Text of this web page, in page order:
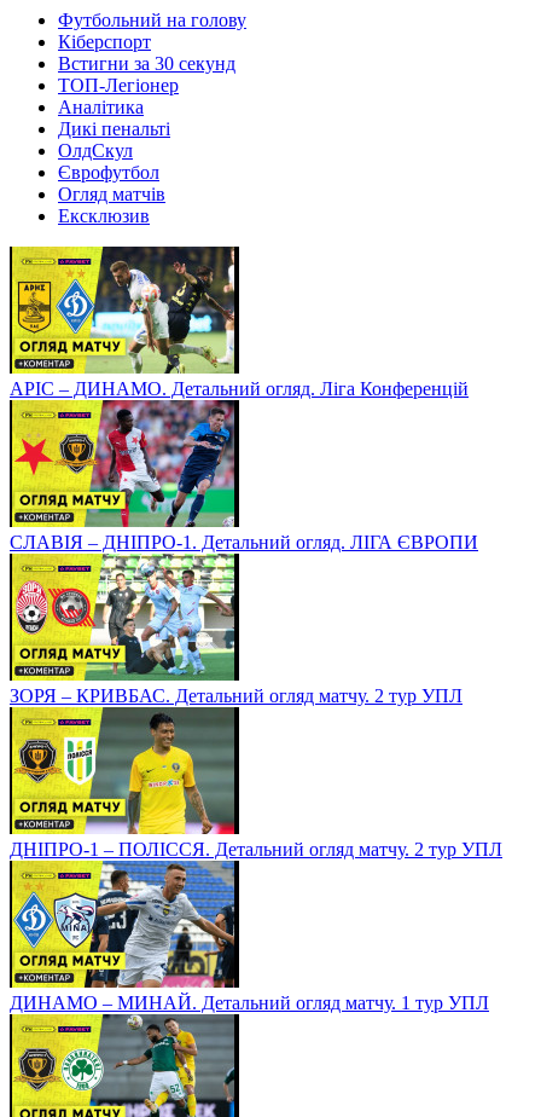
Футбольний на голову
Кіберспорт
Встигни за 30 секунд
ТОП-Легіонер
Аналітика
Дикі пенальті
ОлдСкул
Єврофутбол
Огляд матчів
Ексклюзив
АРІС – ДИНАМО. Детальний огляд. Ліга Конференцій
СЛАВІЯ – ДНІПРО-1. Детальний огляд. ЛІГА ЄВРОПИ
ЗОРЯ – КРИВБАС. Детальний огляд матчу. 2 тур УПЛ
ДНІПРО-1 – ПОЛІССЯ. Детальний огляд матчу. 2 тур УПЛ
ДИНАМО – МИНАЙ. Детальний огляд матчу. 1 тур УПЛ